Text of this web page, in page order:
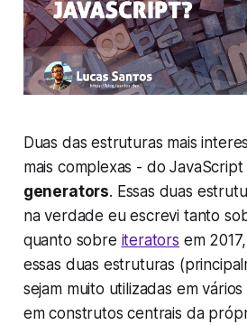
Duas das estruturas mais
mais complexas - do JavaScript
generators. Essas duas
na verdade eu escrevi tanto
quanto sobre iterators em
essas duas estruturas
sejam muito utilizadas em
em construtos centrais da